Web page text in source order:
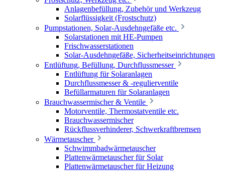
Anlagenbefüllung, Zubehör und Werkzeug
Solarflüssigkeit (Frostschutz)
Pumpstationen, Solar-Ausdehngefäße etc.
Solarstationen mit HE-Pumpen
Frischwasserstationen
Solar-Ausdehngefäße, Sicherheitseinrichtungen
Entlüftung, Befüllung, Durchflussmesser
Entlüftung für Solaranlagen
Durchflussmesser & -regulierventile
Befüllarmaturen für Solaranlagen
Brauchwassermischer & Ventile
Motorventile, Thermostatventile etc.
Brauchwassermischer
Rückflussverhinderer, Schwerkraftbremsen
Wärmetauscher
Schwimmbadwärmetauscher
Plattenwärmetauscher für Solar
Plattenwärmetauscher für Heizung